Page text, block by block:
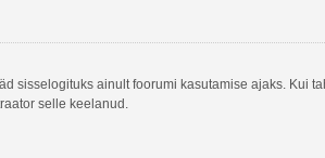
sisselogituks ainult foorumi kasutamise ajaks. Kui
selle keelanud.